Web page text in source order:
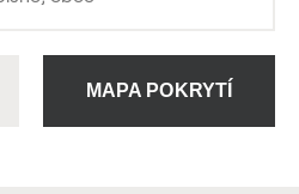
MAPA POKRYTÍ